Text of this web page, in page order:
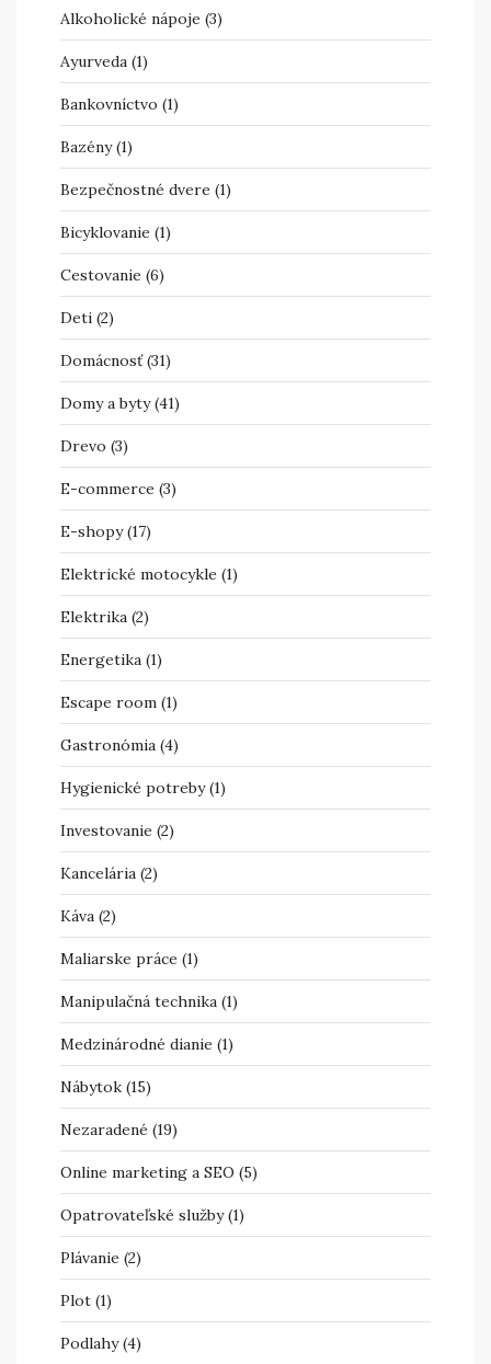
Alkoholické nápoje (3)
Ayurveda (1)
Bankovníctvo (1)
Bazény(1)
Bezpečnostné dvere (1)
Bicyklovanie (1)
Cestovanie (6)
Deti (2)
Domácnosť(31)
Domy a byty(41)
Drevo (3)
E-commerce (3)
E-shopy(17)
Elektrické motocykle (1)
Elektrika (2)
Energetika (1)
Escape room (1)
Gastronómia (4)
Hygienické potreby(1)
Investovanie (2)
Kancelária (2)
Káva (2)
Maliarske práce (1)
Manipulačná technika (1)
Medzinárodné dianie (1)
Nábytok (15)
Nezaradené (19)
Online marketing a SEO (5)
Opatrovateľské služby(1)
Plávanie (2)
Plot (1)
Podlahy(4)